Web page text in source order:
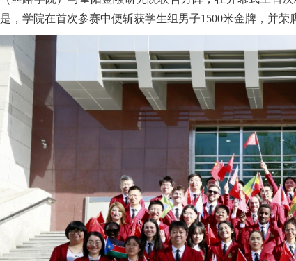
是，学院在首次参赛中便斩获学生组男子1500米金牌，并荣